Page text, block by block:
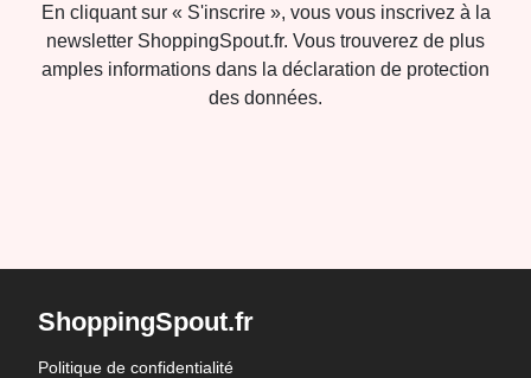
En cliquant sur « S'inscrire », vous vous inscrivez à la
newsletter ShoppingSpout.fr. Vous trouverez de plus
amples informations dans la déclaration de protection
des données.
ShoppingSpout.fr
Politique de confidentialité